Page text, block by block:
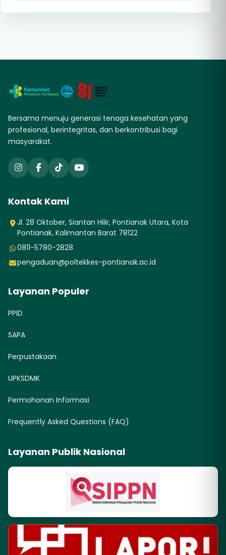
Bersama menuju generasi tenaga kesehatan yang
profesional, berintegritas, dan berkontribusi bagi
masyarakat.
Kontak Kami
Jl. 28 Oktober, Siantan Hilir, Pontianak Utara, Kota
Pontianak, Kalimantan Barat 78122
0811-5780-2828
pengaduan@poltekkes-pontianak.ac.id
Layanan Populer
PPID
SAPA
Perpustakaan
UPKSDMK
Permohonan Informasi
Frequently Asked Questions (FAQ)
Layanan Publik Nasional